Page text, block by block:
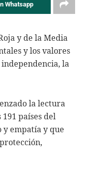
Whatsapp
y de la Media
y los valores
la
la lectura
países del
y empatía y que